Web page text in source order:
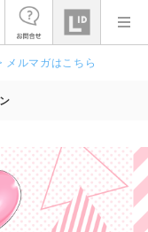
メルマガはこちら